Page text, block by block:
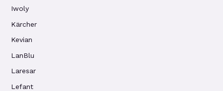
Iwoly
Kärcher
Kevian
LanBlu
Laresar
Lefant